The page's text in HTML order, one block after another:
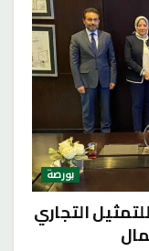
بورصة
التجاري